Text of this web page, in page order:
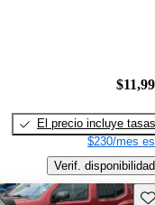
El precio incluye tasas
$230/mes
Verif. disponibilidad